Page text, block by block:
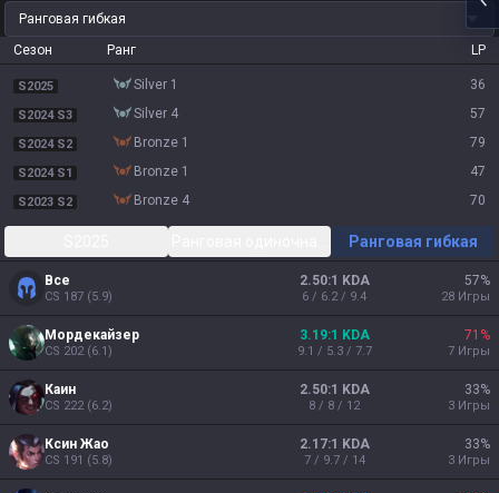
Ранговая гибкая
Сезон
Ранг LP
S2025 silver 1 36
S2024 S3 silver 4 57
S2024 S2 bronze 1 79
S2024 S1 bronze 1 47
S2023 S2 bronze 4 70
Ранговая одиночная/парнаяРанговая гибкая
Все
CS 187 (5.9)
2.50:1 KDA
6 / 6.2 / 9.4
57%
28 Игры
Мордекайзер
CS 202(6.1)
3.19:1 KDA
9.1 / 5.3 / 7.7
71 %
7 Игры
Каин
CS 222(6.2)
2.50:1 KDA
8 / 8 / 12
33%
3 Игры
Ксин Жао
CS 191 (5.8)
2.17:1 KDA
7 / 9.7 / 14
33%
3 Игры